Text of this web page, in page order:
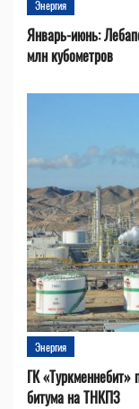
Энергия
Январь-июнь:
млн кубометров
Энергия
ГК «Туркменнебит»
битума на ТНКПЗ